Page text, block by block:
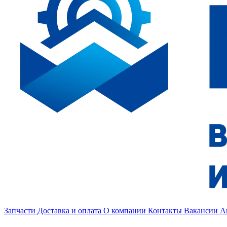
Запчасти Доставка и оплата О компании Контакты Вакансии